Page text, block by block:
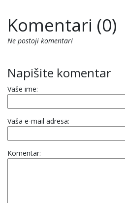
Komentari (0)
Ne postoji komentar!
Napišite komentar
Vaše ime:
Vaša e-mail adresa:
Komentar: